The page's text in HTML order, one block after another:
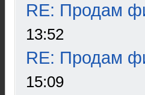
RE: Продам
13:52
RE: Продам
15:09